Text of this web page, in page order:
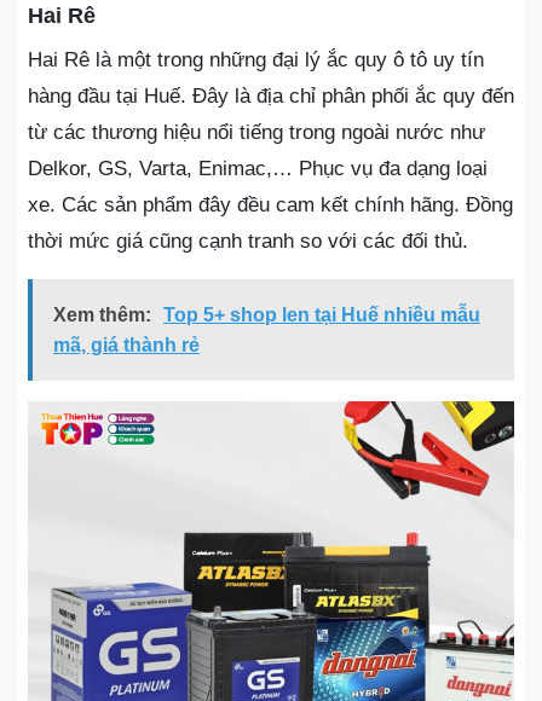
Hai Rê
Hai Rê là một trong những đại lý ắc quy ô tô uy tín
hàng đầu tại Huế. Đây là địa chỉ phân phối ắc quy đến
từ các thương hiệu nổi tiếng trong ngoài nước như
Delkor, GS, Varta, Enimac,… Phục vụ đa dạng loại
xe. Các sản phẩm đây đều cam kết chính hãng. Đồng
thời mức giá cũng cạnh tranh so với các đối thủ.
Xem thêm:
Top 5+ shop len tại Huế nhiều mẫu
mã, giá thành rẻ